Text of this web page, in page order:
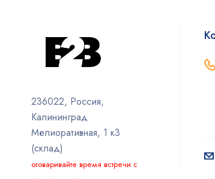
236022, Россия,
Калининград
Мелиоративная, 1 к3
(склад)
оговаривайте время встречи с